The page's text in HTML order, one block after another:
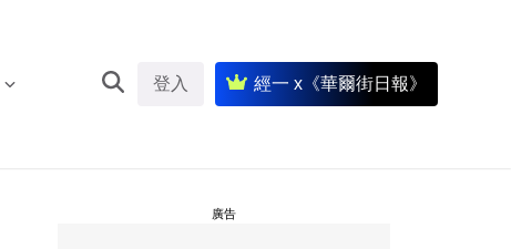
登入 經一 x《華爾街日報》
廣告